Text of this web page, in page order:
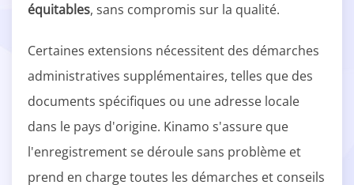
équitables, sans compromis sur la qualité.
Certaines extensions nécessitent des démarches
administratives supplémentaires, telles que des
documents spécifiques ou une adresse locale
dans le pays d'origine. Kinamo s'assure que
l'enregistrement se déroule sans problème et
prend en charge toutes les démarches et conseils